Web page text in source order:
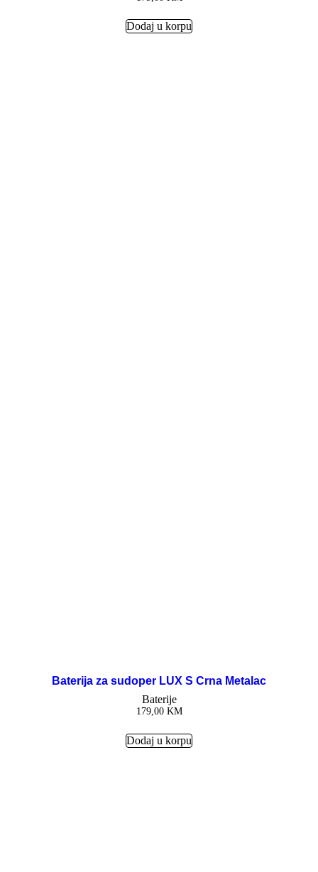
Dodaj u korpu
Baterija za sudoper LUX S Crna Metalac
Baterije
179,00 KM
Dodaj u korpu